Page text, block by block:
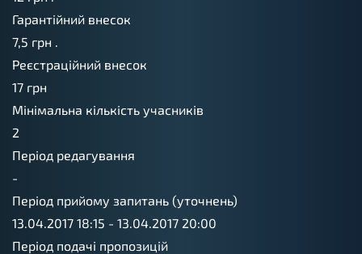
Гарантійний внесок
7,5 грн .
Реєстраційний внесок
17 грн
Мінімальна кількість учасників
2
Період редагування
-
Період прийому запитань (уточнень)
13.04.2017 18:15 - 13.04.2017 20:00
Період подачі пропозицій